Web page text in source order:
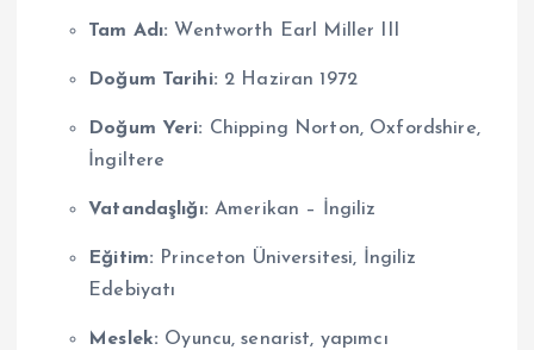
Tam Adı: Wentworth Earl Miller III
Doğum Tarihi: 2 Haziran 1972
Doğum Yeri: Chipping Norton, Oxfordshire,
İngiltere
Vatandaşlığı: Amerikan – İngiliz
Eğitim: Princeton Üniversitesi, İngiliz
Edebiyatı
Meslek: Oyuncu, senarist, yapımcı